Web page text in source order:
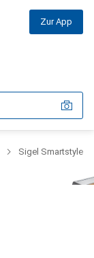
Zur App
Sigel Smartstyle